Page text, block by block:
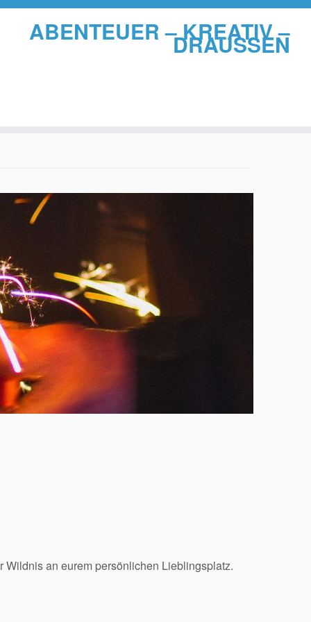
ABENTEUER – KREATIV –
DRAUSSEN
an eurem persönlichen Lieblingsplatz.